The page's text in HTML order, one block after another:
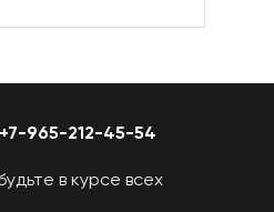
+7-965-212-45-54
в курсе всех